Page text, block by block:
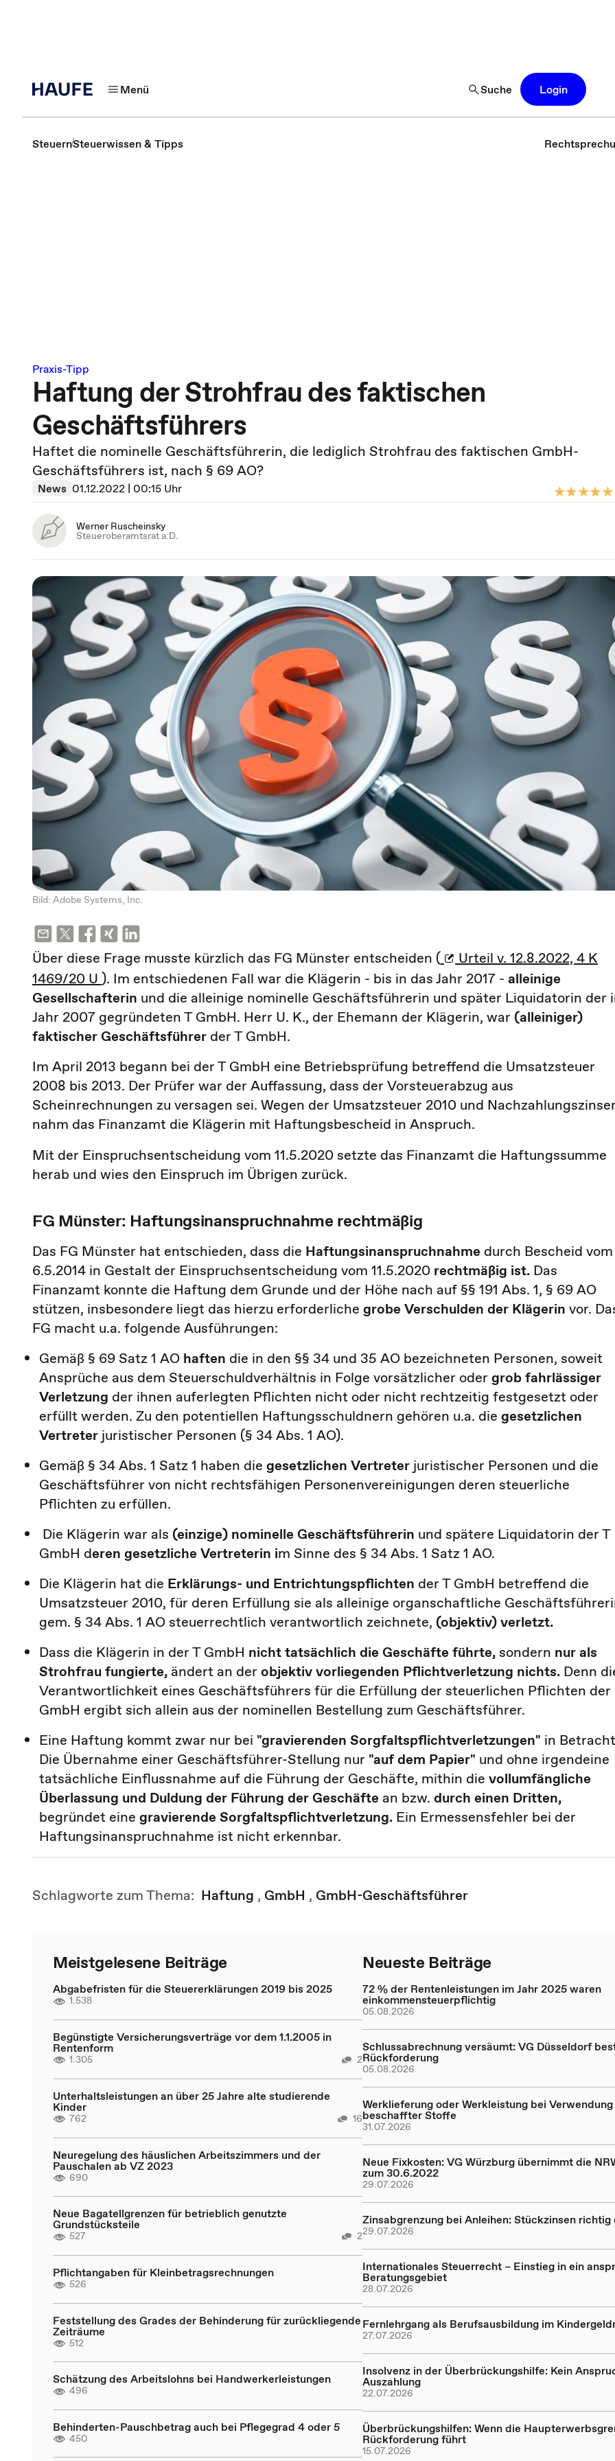
Menü Suche Login
SteuernSteuerwissen & Tipps
Praxis-Tipp
Haftung der Strohfrau des faktischen
Geschäftsführers
Haftet die nominelle Geschäftsführerin, die lediglich Strohfrau des faktischen GmbH-
Geschäftsführers ist, nach § 69 AO?
News 01.12.2022 | 00:15 Uhr
Werner Ruscheinsky
Steueroberamtsrat a.D.
Bild: Adobe Systems, Inc.
Über diese Frage musste kürzlich das FG Münster entscheiden (
Urteil v. 12.8.2022, 4 K
1469/20 U ). Im entschiedenen Fall war die Klägerin - bis in das Jahr 2017 - alleinige
Gesellschafterin und die alleinige nominelle Geschäftsführerin und später Liquidatorin der
Jahr 2007 gegründeten T GmbH. Herr U. K., der Ehemann der Klägerin, war (alleiniger)
faktischer Geschäftsführer der T GmbH.
Im April 2013 begann bei der T GmbH eine Betriebsprüfung betreffend die Umsatzsteuer
2008 bis 2013. Der Prüfer war der Auffassung, dass der Vorsteuerabzug aus
Scheinrechnungen zu versagen sei. Wegen der Umsatzsteuer 2010 und
nahm das Finanzamt die Klägerin mit Haftungsbescheid in Anspruch.
Mit der Einspruchsentscheidung vom 11.5.2020 setzte das Finanzamt die Haftungssumme
herab und wies den Einspruch im Übrigen zurück.
FG Münster: Haftungsinanspruchnahme rechtmäßig
Das FG Münster hat entschieden, dass die Haftungsinanspruchnahme durch Bescheid vom
6.5.2014 in Gestalt der Einspruchsentscheidung vom 11.5.2020 rechtmäßig ist. Das
Finanzamt konnte die Haftung dem Grunde und der Höhe nach auf §§ 191 Abs. 1, § 69 AO
stützen, insbesondere liegt das hierzu erforderliche grobe Verschulden der Klägerin vor.
FG macht u.a. folgende Ausführungen:
Gemäß § 69 Satz 1 AO haften die in den §§ 34 und 35 AO bezeichneten Personen, soweit
Ansprüche aus dem Steuerschuldverhältnis in Folge vorsätzlicher oder grob fahrlässiger
Verletzung der ihnen auferlegten Pflichten nicht oder nicht rechtzeitig festgesetzt oder
erfüllt werden. Zu den potentiellen Haftungsschuldnern gehören u.a. die gesetzlichen
Vertreter juristischer Personen (§ 34 Abs. 1 AO).
Gemäß § 34 Abs. 1 Satz 1 haben die gesetzlichen Vertreter juristischer Personen und die
Geschäftsführer von nicht rechtsfähigen Personenvereinigungen deren steuerliche
Pflichten zu erfüllen.
Die Klägerin war als (einzige) nominelle Geschäftsführerin und spätere Liquidatorin der T
GmbH deren gesetzliche Vertreterin im Sinne des § 34 Abs. 1 Satz 1 AO.
Die Klägerin hat die Erklärungs- und Entrichtungspflichten der T GmbH betreffend die
Umsatzsteuer 2010, für deren Erfüllung sie als alleinige organschaftliche
gem. § 34 Abs. 1 AO steuerrechtlich verantwortlich zeichnete, (objektiv) verletzt.
Dass die Klägerin in der T GmbH nicht tatsächlich die Geschäfte führte,sondern nur als
Strohfrau fungierte, ändert an der objektiv vorliegenden Pflichtverletzung nichts. Denn
Verantwortlichkeit eines Geschäftsführers für die Erfüllung der steuerlichen Pflichten der
GmbH ergibt sich allein aus der nominellen Bestellung zum Geschäftsführer.
Eine Haftung kommt zwar nur bei "gravierenden Sorgfaltspflichtverletzungen" in
Die Übernahme einer Geschäftsführer-Stellung nur "auf dem Papier" und ohne irgendeine
tatsächliche Einflussnahme auf die Führung der Geschäfte, mithin die vollumfängliche
Überlassung und Duldung der Führung der Geschäfte an bzw. durch einen Dritten,
begründet eine gravierende Sorgfaltspflichtverletzung. Ein Ermessensfehler bei der
Haftungsinanspruchnahme ist nicht erkennbar.
Schlagworte zum Thema: Haftung , GmbH , GmbH-Geschäftsführer
Meistgelesene Beiträge
Abgabefristen für die Steuererklärungen 2019 bis 2025
1.538
Begünstigte Versicherungsverträge vor dem 1.1.2005 in
Rentenform
1.305 2
Unterhaltsleistungen an über 25 Jahre alte studierende
Kinder
762 16
Neuregelung des häuslichen Arbeitszimmers und der
Pauschalen ab VZ 2023
690
Neue Bagatellgrenzen für betrieblich genutzte
Grundstücksteile
527 2
Pflichtangaben für Kleinbetragsrechnungen
526
Feststellung des Grades der Behinderung für zurückliegende
Zeiträume
512
Schätzung des Arbeitslohns bei Handwerkerleistungen
496
Behinderten-Pauschbetrag auch bei Pflegegrad 4 oder 5
450
Neueste Beiträge
72 % der Rentenleistungen im Jahr 2025 waren
einkommensteuerpflichtig
05.08.2026
Schlussabrechnung versäumt: VG Düsseldorf
Rückforderung
05.08.2026
Werklieferung oder Werkleistung bei
beschaffter Stoffe
31.07.2026
Neue Fixkosten: VG Würzburg übernimmt die
zum 30.6.2022
29.07.2026
Zinsabgrenzung bei Anleihen: Stückzinsen richtig
29.07.2026
Internationales Steuerrecht – Einstieg in ein
Beratungsgebiet
28.07.2026
Fernlehrgang als Berufsausbildung im
27.07.2026
Insolvenz in der Überbrückungshilfe: Kein
Auszahlung
22.07.2026
Überbrückungshilfen: Wenn die
Rückforderung führt
15.07.2026